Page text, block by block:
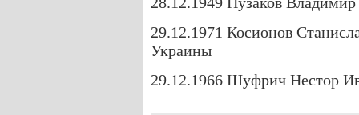
29.12.1971 Косионов
Украины
29.12.1966 Шуфрич Нестор